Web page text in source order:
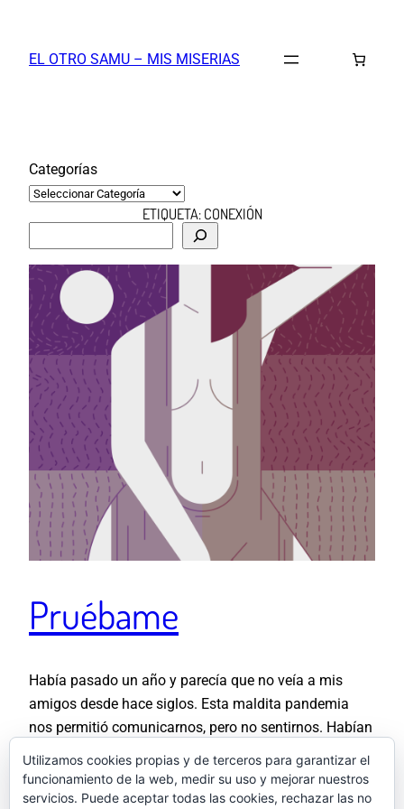
contenido
EL OTRO SAMU – MIS MISERIAS
Categorías
ETIQUETA:CONEXIÓN
c
a
r
Pruébame
Había pasado un año y parecía que no veía a mis
amigos desde hace siglos. Esta maldita pandemia
nos permitió comunicarnos, pero no sentirnos. Habían
vernos que, aunque sólo fuéramos a compartir pizzas
y cerveza, acordamos vestir como si fuéramos a
Utilizamos cookies propias y de terceros para garantizar el
funcionamiento de la web, medir su uso y mejorar nuestros
servicios. Puede aceptar todas las cookies, rechazar las no